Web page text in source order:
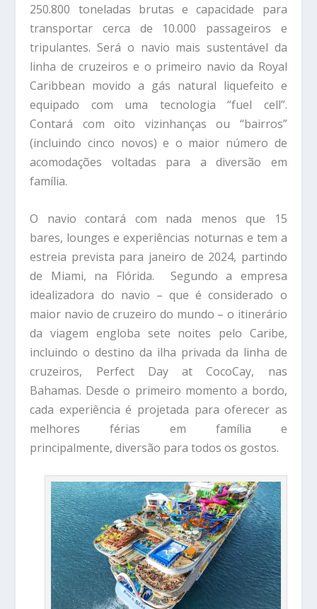
250.800 toneladas brutas e capacidade para
transportar cerca de 10.000 passageiros e
tripulantes. Será o navio mais sustentável da
linha de cruzeiros e o primeiro navio da Royal
Caribbean movido a gás natural liquefeito e
equipado com uma tecnologia “fuel cell”.
Contará com oito vizinhanças ou “bairros”
(incluindo cinco novos) e o maior número de
acomodações voltadas para a diversão em
família.
O navio contará com nada menos que 15
bares, lounges e experiências noturnas e tem a
estreia prevista para janeiro de 2024, partindo
de Miami, na Flórida. Segundo a empresa
idealizadora do navio – que é considerado o
maior navio de cruzeiro do mundo – o itinerário
da viagem engloba sete noites pelo Caribe,
incluindo o destino da ilha privada da linha de
cruzeiros, Perfect Day at CocoCay, nas
Bahamas. Desde o primeiro momento a bordo,
cada experiência é projetada para oferecer as
melhores férias em família e
principalmente, diversão para todos os gostos.